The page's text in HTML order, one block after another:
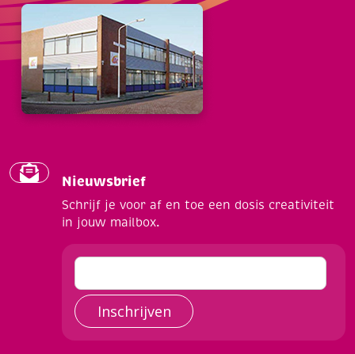
Nieuwsbrief
Schrijf je voor af en toe een dosis creativiteit
in jouw mailbox.
Inschrijven